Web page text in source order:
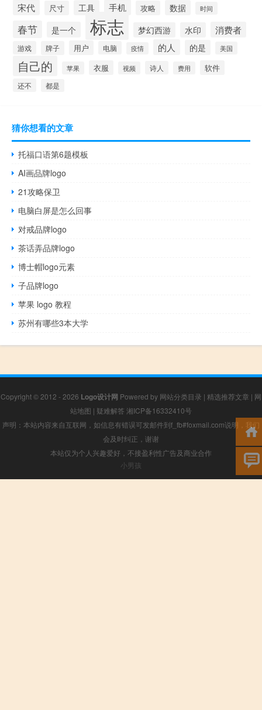
宋代 尺寸 工具 手机 攻略 数据 时间
春节 是一个 标志 梦幻西游 水印 消费者
游戏 牌子 用户 电脑 疫情 的人 的是 美国
自己的 苹果 衣服 视频 诗人 费用 软件
还不 都是
猜你想看的文章
托福口语第6题模板
AI画品牌logo
21攻略保卫
电脑白屏是怎么回事
对戒品牌logo
茶话弄品牌logo
博士帽logo元素
子品牌logo
苹果 logo 教程
苏州有哪些3本大学
Copyright © 2012 - 2026 Logo设计网 Powered by 网站分类目录 | 精选推荐文章 | 网
站地图 | 疑难解答 湘ICP备16332410号
声明：本站内容来自互联网，如信息有错误可发邮件到f_fb#foxmail.com说明，我们
会及时纠正，谢谢
本站仅为个人兴趣爱好，不接盈利性广告及商业合作
小男孩